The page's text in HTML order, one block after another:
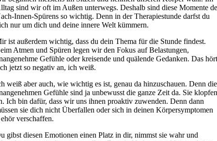
sind wir oft im Außen unterwegs. Deshalb sind diese Momente
Innen-Spürens so wichtig. Denn in der Therapiestunde darfst du
nur um dich und deine innere Welt kümmern.
ist außerdem wichtig, dass du dein Thema für die Stunde findest.
Atmen und Spüren legen wir den Fokus auf Belastungen,
Gefühle oder kreisende und quälende Gedanken. Das
jetzt so negativ an, ich weiß.
weiß aber auch, wie wichtig es ist, genau da hinzuschauen. Denn die
Gefühle sind ja unbewusst die ganze Zeit da. Sie
Ich bin dafür, dass wir uns ihnen proaktiv zuwenden. Denn dann
sie dich nicht Überfallen oder sich in deinen Körpersymptomen
verschaffen.
gibst diesen Emotionen einen Platz in dir, nimmst sie wahr und